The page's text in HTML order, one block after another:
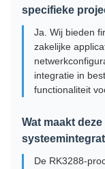
specifieke
Ja. Wij bieden
zakelijke
integratie in
functionaliteit
Wat maakt
De RK3288-